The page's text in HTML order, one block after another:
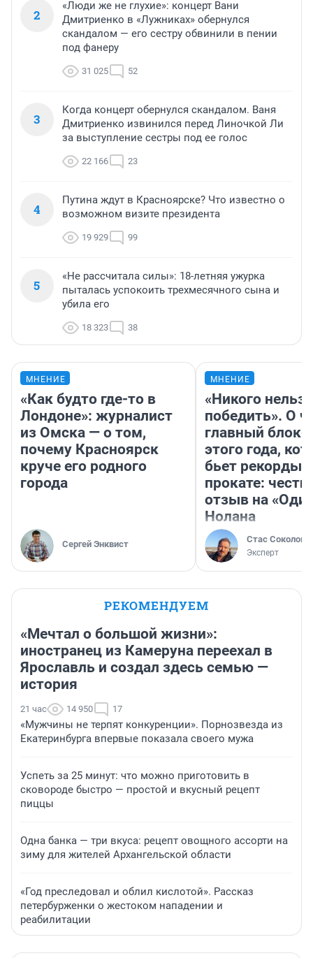
2
«Люди же не глухие»: концерт Вани
Дмитриенко в «Лужниках» обернулся
скандалом — его сестру обвинили в пении
под фанеру
31 025 52
3
Когда концерт обернулся скандалом. Ваня
Дмитриенко извинился перед Линочкой Ли
за выступление сестры под ее голос
22 166 23
4
Путина ждут в Красноярске? Что известно о
возможном визите президента
19 929 99
5
«Не рассчитала силы»: 18-летняя ужурка
пыталась успокоить трехмесячного сына и
убила его
18 323 38
МНЕНИЕ
«Как будто где-то в
Лондоне»: журналист
из Омска — о том,
почему Красноярск
круче его родного
города
Сергей Энквист
МНЕНИЕ
«Никого нельзя
победить». О
главный
этого года,
бьет рекорды в
прокате:
отзыв на
Нолана
Стас Соколов
Эксперт
РЕКОМЕНДУЕМ
«Мечтал о большой жизни»:
иностранец из Камеруна переехал в
Ярославль и создал здесь семью —
история
21 час 14 950 17
«Мужчины не терпят конкуренции». Порнозвезда из
Екатеринбурга впервые показала своего мужа
Успеть за 25 минут: что можно приготовить в
сковороде быстро — простой и вкусный рецепт
пиццы
Одна банка — три вкуса: рецепт овощного ассорти на
зиму для жителей Архангельской области
«Год преследовал и облил кислотой». Рассказ
петербурженки о жестоком нападении и
реабилитации